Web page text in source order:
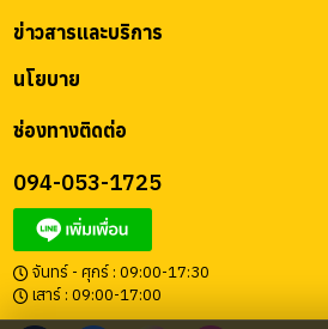
ช่องทางติดต่อ
094-053-1725
จันทร์ - ศุกร์ : 09:00-17:30
เสาร์ : 09:00-17:00
นโยบาย
ข่าวสารและบริการ